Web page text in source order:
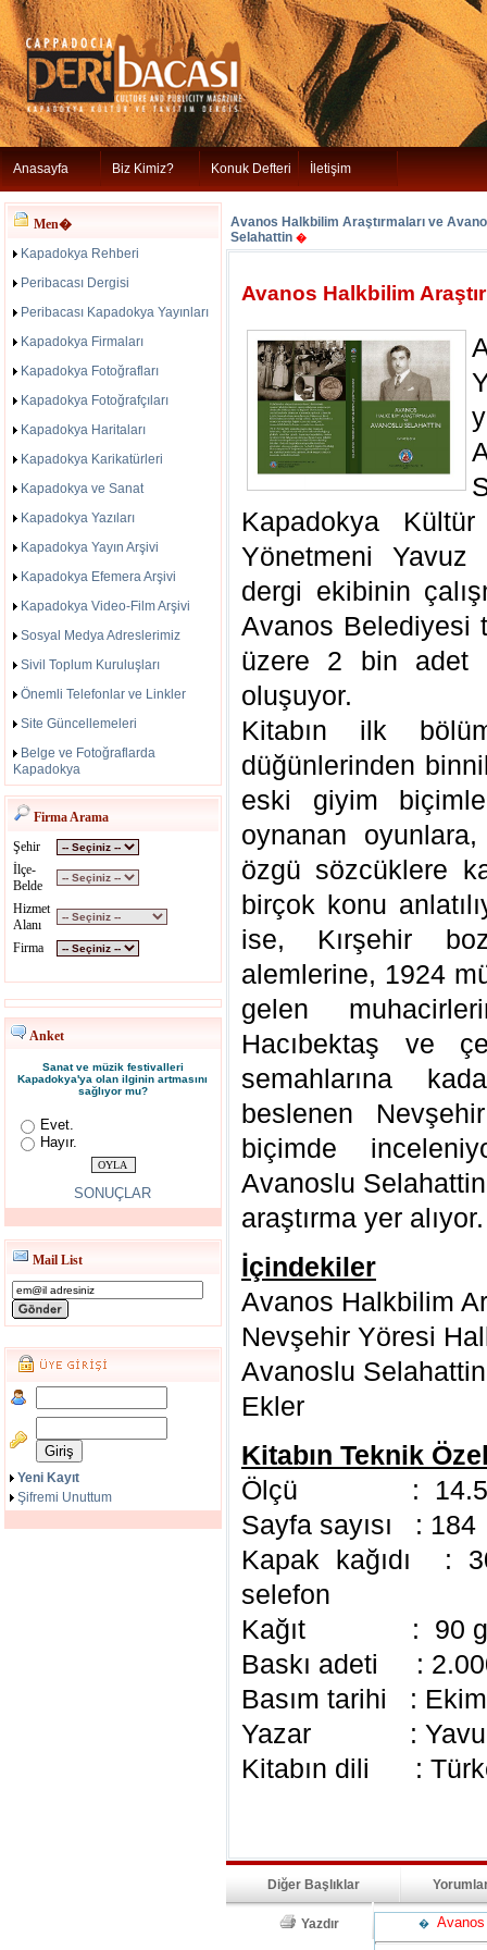
Anasayfa Biz Kimiz? Konuk Defteri İletişim
Men�
Kapadokya Rehberi
Peribacası Dergisi
Peribacası Kapadokya Yayınları
Kapadokya Firmaları
Kapadokya Fotoğrafları
Kapadokya Fotoğrafçıları
Kapadokya Haritaları
Kapadokya Karikatürleri
Kapadokya ve Sanat
Kapadokya Yazıları
Kapadokya Yayın Arşivi
Kapadokya Efemera Arşivi
Kapadokya Video-Film Arşivi
Sosyal Medya Adreslerimiz
Sivil Toplum Kuruluşları
Önemli Telefonlar ve Linkler
Site Güncellemeleri
Belge ve Fotoğraflarda
Kapadokya
Firma Arama
Şehir
İlçe-
Belde
Hizmet
Alanı
Firma
Anket
Sanat ve müzik festivalleri
Kapadokya'ya olan ilginin artmasını
sağlıyor mu?
Evet.
Hayır.
SONUÇLAR
Mail List
Yeni Kayıt
Şifremi Unuttum
Avanos Halkbilim Araştırmaları ve
Selahattin �
Avanos Halkbilim
Kapadokya
Yönetmeni Yavuz
dergi ekibinin
Avanos Belediyesi
üzere 2 bin adet
oluşuyor.
Kitabın ilk
düğünlerinden
eski giyim
oynanan
özgü sözcüklere
birçok konu
ise, Kırşehir
alemlerine, 1924
gelen
Hacıbektaş ve
semahlarına
beslenen
biçimde
Avanoslu Selahattin
araştırma yer alıyor.
İçindekiler
Avanos Halkbilim
Nevşehir Yöresi
Avanoslu
Ekler
Kitabın Teknik
Ölçü : 14.5 x
Sayfa sayısı : 184
Kapak kağıdı :
selefon
Kağıt : 90 gr
Baskı adeti :
Basım tarihi :
Yazar : Yavuz
Kitabın dili :
Diğer Başlıklar
Yazdır � Avanos